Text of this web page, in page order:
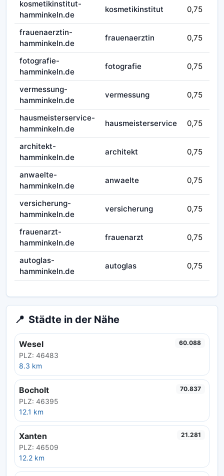
kosmetikinstitut-
hamminkeln.de
kosmetikinstitut 0,75
frauenaerztin-
hamminkeln.de
frauenaerztin 0,75
fotografie-
hamminkeln.de
fotografie 0,75
vermessung-
hamminkeln.de
vermessung 0,75
hausmeisterservice-
hamminkeln.de
hausmeisterservice 0,75
architekt-
hamminkeln.de
architekt 0,75
anwaelte-
hamminkeln.de
anwaelte 0,75
versicherung-
hamminkeln.de
versicherung 0,75
frauenarzt-
hamminkeln.de
frauenarzt 0,75
autoglas-
hamminkeln.de
autoglas 0,75
📍 Städte in der Nähe
Wesel
PLZ: 46483
8.3 km
60.088
Bocholt
PLZ: 46395
12.1 km
70.837
Xanten
PLZ: 46509
12.2 km
21.281